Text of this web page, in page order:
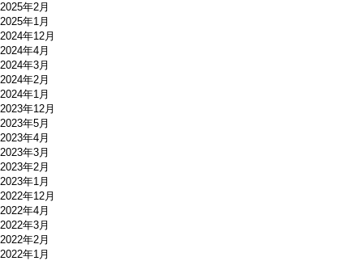
2025年2月
2025年1月
2024年12月
2024年4月
2024年3月
2024年2月
2024年1月
2023年12月
2023年5月
2023年4月
2023年3月
2023年2月
2023年1月
2022年12月
2022年4月
2022年3月
2022年2月
2022年1月